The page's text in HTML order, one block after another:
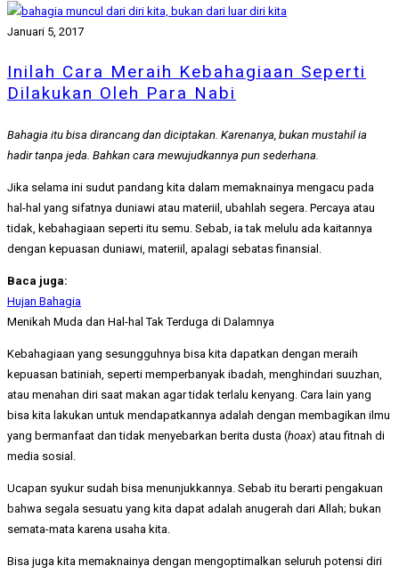
Januari 5, 2017
Inilah Cara Meraih Kebahagiaan Seperti
Dilakukan Oleh Para Nabi
Bahagia itu bisa dirancang dan diciptakan. Karenanya, bukan mustahil ia
hadir tanpa jeda. Bahkan cara mewujudkannya pun sederhana.
Jika selama ini sudut pandang kita dalam memaknainya mengacu pada
hal-hal yang sifatnya duniawi atau materiil, ubahlah segera. Percaya atau
tidak, kebahagiaan seperti itu semu. Sebab, ia tak melulu ada kaitannya
dengan kepuasan duniawi, materiil, apalagi sebatas finansial.
Baca juga:
Hujan Bahagia
Menikah Muda dan Hal-hal Tak Terduga di Dalamnya
Kebahagiaan yang sesungguhnya bisa kita dapatkan dengan meraih
kepuasan batiniah, seperti memperbanyak ibadah, menghindari suuzhan,
atau menahan diri saat makan agar tidak terlalu kenyang. Cara lain yang
bisa kita lakukan untuk mendapatkannya adalah dengan membagikan ilmu
yang bermanfaat dan tidak menyebarkan berita dusta (hoax) atau fitnah di
media sosial.
Ucapan syukur sudah bisa menunjukkannya. Sebab itu berarti pengakuan
bahwa segala sesuatu yang kita dapat adalah anugerah dari Allah; bukan
semata-mata karena usaha kita.
Bisa juga kita memaknainya dengan mengoptimalkan seluruh potensi diri